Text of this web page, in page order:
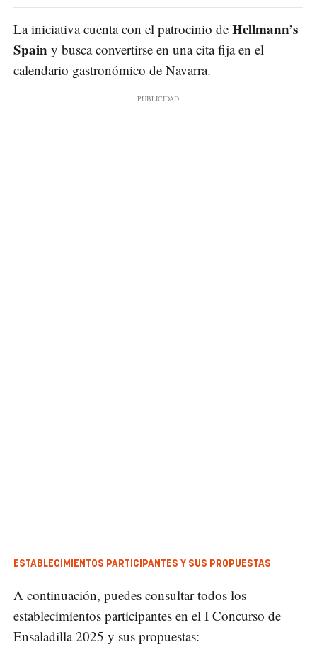
La iniciativa cuenta con el patrocinio de Hellmann’s
Spain y busca convertirse en una cita fija en el
calendario gastronómico de Navarra.
ESTABLECIMIENTOS PARTICIPANTES Y SUS PROPUESTAS
A continuación, puedes consultar todos los
establecimientos participantes en el I Concurso de
Ensaladilla 2025 y sus propuestas: